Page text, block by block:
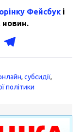
Фейсбук і
новин.
, субсидії,
політики